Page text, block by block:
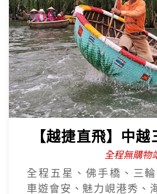
【越捷航空】中越
全程無購物
巴拿山佛手橋、迦南島
安、越式下午茶+奧黛體